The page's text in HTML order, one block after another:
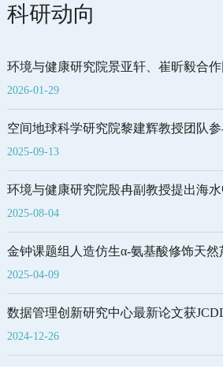
科研动向
环境与健康研究院景亚轩、崔昕毅合
环方向取得新进展
2026-01-29
空间地球科学研究院黎建辉教授团队
SDG大模型近日发布
2025-09-13
环境与健康研究院殷冉副教授提出海
高级氧化工艺灭活致病真菌孢子的关键
2025-08-04
金钟课题组人造仿生α-氨基酸修饰天
大规模、低成本的绿色储能水系有机液
2025-04-09
数据管理创新研究中心最新论文获
2024-12-26